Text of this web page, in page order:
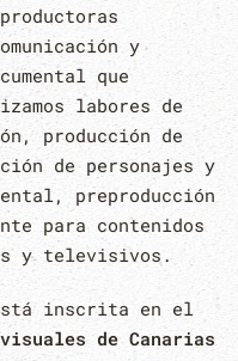
y
que
labores de
producción de
de personajes y
preproducción
para contenidos
y televisivos.
inscrita en el
de Canarias